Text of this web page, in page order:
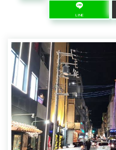
LINE